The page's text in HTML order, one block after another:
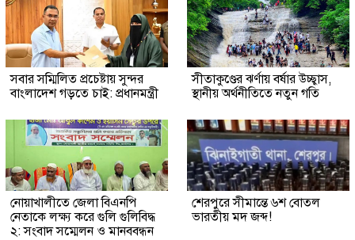
সবার সম্মিলিত প্রচেষ্টায় সুন্দর
বাংলাদেশ গড়তে চাই: প্রধানমন্ত্রী
সীতাকুণ্ডের ঝর্ণায় বর্ষার উচ্ছ্বাস,
স্থানীয় অর্থনীতিতে নতুন গতি
নোয়াখালীতে জেলা বিএনপি
নেতাকে লক্ষ্য করে গুলি গুলিবিদ্ধ
২: সংবাদ সম্মেলন ও মানববন্ধন
শেরপুরে সীমান্তে ৬শ বোতল
ভারতীয় মদ জব্দ!